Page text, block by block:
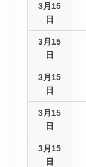
3月15
日
3月15
日
3月15
日
3月15
日
3月15
日